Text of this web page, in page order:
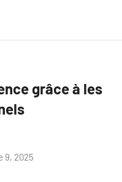
grâce à les
9, 2025